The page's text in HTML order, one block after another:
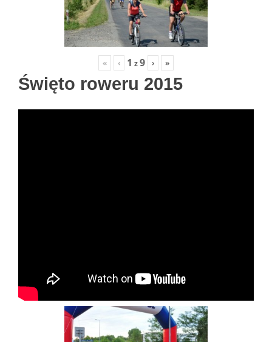
« ‹ 1 z9 › »
Święto roweru 2015